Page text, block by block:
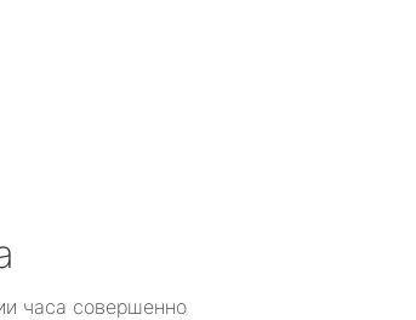
часа совершенно